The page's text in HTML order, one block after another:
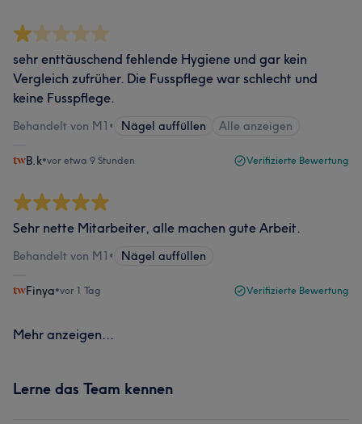
sehr enttäuschend fehlende Hygiene und gar kein
Vergleich zufrüher. Die Fusspflege war schlecht und
keine Fusspflege.
Behandelt von M1 • Nägel auffüllen Alle anzeigen
B.k•vor etwa 9 Stunden Verifizierte Bewertung
Sehr nette Mitarbeiter, alle machen gute Arbeit.
Behandelt von M1 • Nägel auffüllen
Finya•vor 1 Tag Verifizierte Bewertung
Mehr anzeigen...
Lerne das Team kennen